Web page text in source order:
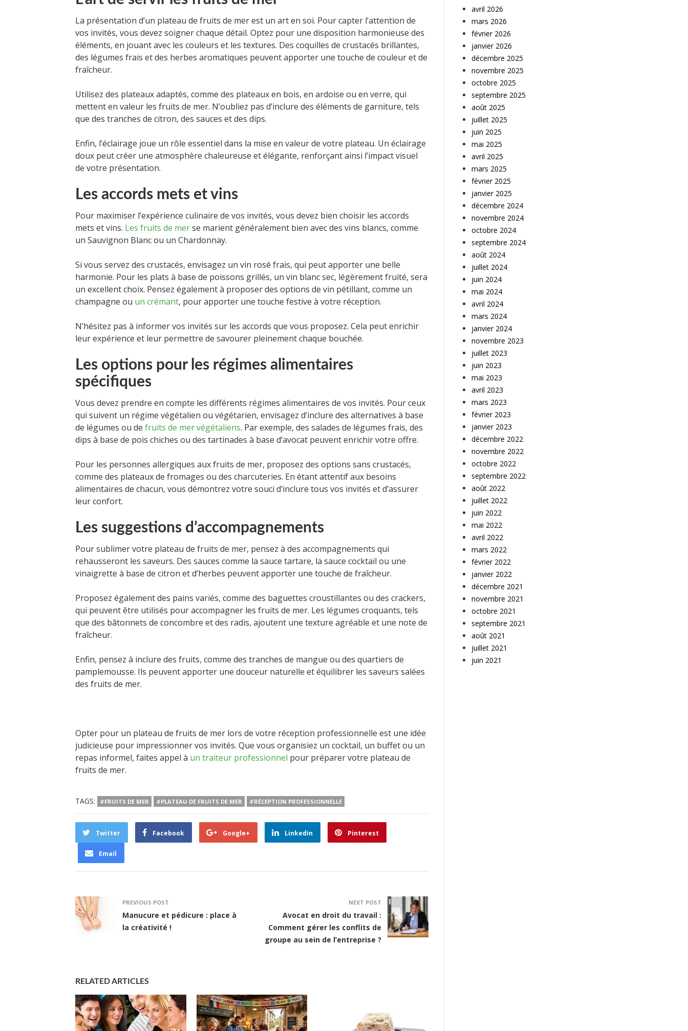
La présentation d’un plateau de fruits de mer est un art en soi. Pour capter l’attention de
vos invités, vous devez soigner chaque détail. Optez pour une disposition harmonieuse des
éléments, en jouant avec les couleurs et les textures. Des coquilles de crustacés brillantes,
des légumes frais et des herbes aromatiques peuvent apporter une touche de couleur et de
fraîcheur.
Utilisez des plateaux adaptés, comme des plateaux en bois, en ardoise ou en verre, qui
mettent en valeur les fruits de mer. N’oubliez pas d’inclure des éléments de garniture, tels
que des tranches de citron, des sauces et des dips.
Enfin, l’éclairage joue un rôle essentiel dans la mise en valeur de votre plateau. Un éclairage
doux peut créer une atmosphère chaleureuse et élégante, renforçant ainsi l’impact visuel
de votre présentation.
Les accords mets et vins
Pour maximiser l’expérience culinaire de vos invités, vous devez bien choisir les accords
mets et vins. Les fruits de merse marient généralement bien avec des vins blancs, comme
un Sauvignon Blanc ou un Chardonnay.
Si vous servez des crustacés, envisagez un vin rosé frais, qui peut apporter une belle
harmonie. Pour les plats à base de poissons grillés, un vin blanc sec, légèrement fruité, sera
un excellent choix. Pensez également à proposer des options de vin pétillant, comme un
champagne ou un crémant, pour apporter une touche festive à votre réception.
N’hésitez pas à informer vos invités sur les accords que vous proposez. Cela peut enrichir
leur expérience et leur permettre de savourer pleinement chaque bouchée.
Les options pour les régimes alimentaires
spécifiques
Vous devez prendre en compte les différents régimes alimentaires de vos invités. Pour ceux
qui suivent un régime végétalien ou végétarien, envisagez d’inclure des alternatives à base
de légumes ou de fruits de mer végétaliens. Par exemple, des salades de légumes frais, des
dips à base de pois chiches ou des tartinades à base d’avocat peuvent enrichir votre offre.
Pour les personnes allergiques aux fruits de mer, proposez des options sans crustacés,
comme des plateaux de fromages ou des charcuteries. En étant attentif aux besoins
alimentaires de chacun, vous démontrez votre souci d’inclure tous vos invités et d’assurer
leur confort.
Les suggestions d’accompagnements
Pour sublimer votre plateau de fruits de mer, pensez à des accompagnements qui
rehausseront les saveurs. Des sauces comme la sauce tartare, la sauce cocktail ou une
vinaigrette à base de citron et d’herbes peuvent apporter une touche de fraîcheur.
Proposez également des pains variés, comme des baguettes croustillantes ou des crackers,
qui peuvent être utilisés pour accompagner les fruits de mer. Les légumes croquants, tels
que des bâtonnets de concombre et des radis, ajoutent une texture agréable et une note de
fraîcheur.
Enfin, pensez à inclure des fruits, comme des tranches de mangue ou des quartiers de
pamplemousse. Ils peuvent apporter une douceur naturelle et équilibrer les saveurs salées
des fruits de mer.
Opter pour un plateau de fruits de mer lors de votre réception professionnelle est une idée
judicieuse pour impressionner vos invités. Que vous organisiez un cocktail, un buffet ou un
repas informel, faites appel à un traiteur professionnel pour préparer votre plateau de
fruits de mer.
TAGS: #FRUITS DE MER #PLATEAU DE FRUITS DE MER #RÉCEPTION PROFESSIONNELLE
Twitter Facebook Google+ Linkedin Pinterest
Email
PREVIOUS POST
Manucure et pédicure : place à
la créativité !
NEXT POST
Avocat en droit du travail :
Comment gérer les conflits de
groupe au sein de l’entreprise ?
RELATED ARTICLES
avril 2026
mars 2026
février 2026
janvier 2026
décembre 2025
novembre 2025
octobre 2025
septembre 2025
août 2025
juillet 2025
juin 2025
mai 2025
avril 2025
mars 2025
février 2025
janvier 2025
décembre 2024
novembre 2024
octobre 2024
septembre 2024
août 2024
juillet 2024
juin 2024
mai 2024
avril 2024
mars 2024
janvier 2024
novembre 2023
juillet 2023
juin 2023
mai 2023
avril 2023
mars 2023
février 2023
janvier 2023
décembre 2022
novembre 2022
octobre 2022
septembre 2022
août 2022
juillet 2022
juin 2022
mai 2022
avril 2022
mars 2022
février 2022
janvier 2022
décembre 2021
novembre 2021
octobre 2021
septembre 2021
août 2021
juillet 2021
juin 2021